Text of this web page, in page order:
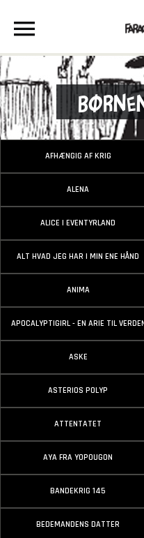
AFHÆNGIG AF KRIG
ALENA
ALICE I EVENTYRLAND
ALT HVAD JEG HAR I MIN ENE HÅND
ANIMA
APOCALYPTIGIRL - EN ARIE TIL
ASKE
ASTERIOS POLYP
ATTENTATET
AYA FRA YOPOUGON
BANDEKRIG 145
BEDEMANDENS DATTER